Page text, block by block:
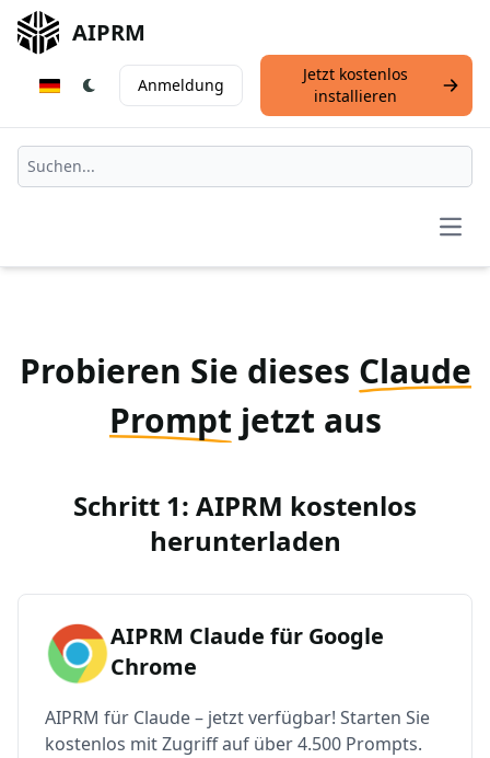
AIPRM
Anmeldung
Jetzt kostenlos
installieren
Probieren Sie dieses Claude
Prompt jetzt aus
Schritt 1: AIPRM kostenlos
herunterladen
AIPRM Claude für Google
Chrome
AIPRM für Claude – jetzt verfügbar! Starten Sie
kostenlos mit Zugriff auf über 4.500 Prompts.